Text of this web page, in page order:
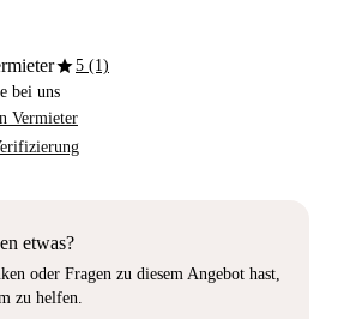
star5 (1)
bei uns
Vermieter
etwas?
oder Fragen zu diesem Angebot hast,
zu helfen.